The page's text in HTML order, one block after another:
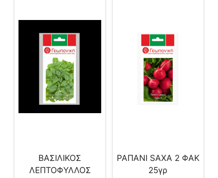
ΒΑΣΙΛΙΚΟΣ
ΛΕΠΤΟΦΥΛΛΟΣ
ΡΑΠΑΝΙ SAXA 2 ΦΑΚ
25γρ